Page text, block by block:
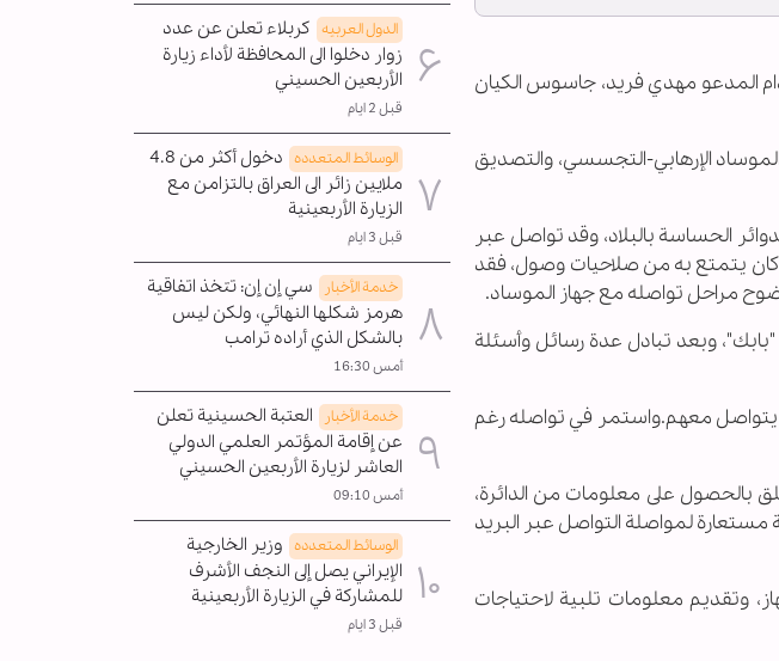
المدعو مهدي فريد، جاسوس الكيان
الإرهابي-التجسسي، والتصديق
الحساسة بالبلاد، وقد تواصل عبر
كان يتمتع به من صلاحيات وصول، فقد
مراحل تواصله مع جهاز الموساد.
وبعد تبادل عدة رسائل وأسئلة
يتواصل معهم.واستمر في تواصله رغم
بالحصول على معلومات من الدائرة،
مستعارة لمواصلة التواصل عبر البريد
وتقديم معلومات تلبية لاحتياجات
الدول العربیه كربلاء تعلن عن عدد
زوار دخلوا الى المحافظة لأداء زيارة
الأربعين الحسيني
قبل 2 ايام
الوسائط المتعدده
دخول أكثر من 4.8
ملايين زائر الى العراق بالتزامن مع
الزيارة الأربعينية
قبل 3 ايام
خدمة الأخبار
سي إن إن: تتخذ اتفاقية
هرمز شكلها النهائي، ولكن ليس
بالشكل الذي أراده ترامب
أمس 16:30
خدمة الأخبار
العتبة الحسينية تعلن
عن إقامة المؤتمر العلمي الدولي
العاشر لزيارة الأربعين الحسيني
أمس 09:10
الوسائط المتعدده وزير الخارجية
الإيراني يصل إلى النجف الأشرف
للمشاركة في الزيارة الأربعينية
قبل 3 ايام